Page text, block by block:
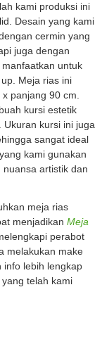
kami produksi ini
Desain yang kami
cermin yang
juga dengan
untuk
Meja rias ini
panjang 90 cm.
kursi estetik
kursi ini juga
sangat ideal
kami gunakan
artistik dan
meja rias
menjadikan Meja
perabot
melakukan make
info lebih lengkap
telah kami